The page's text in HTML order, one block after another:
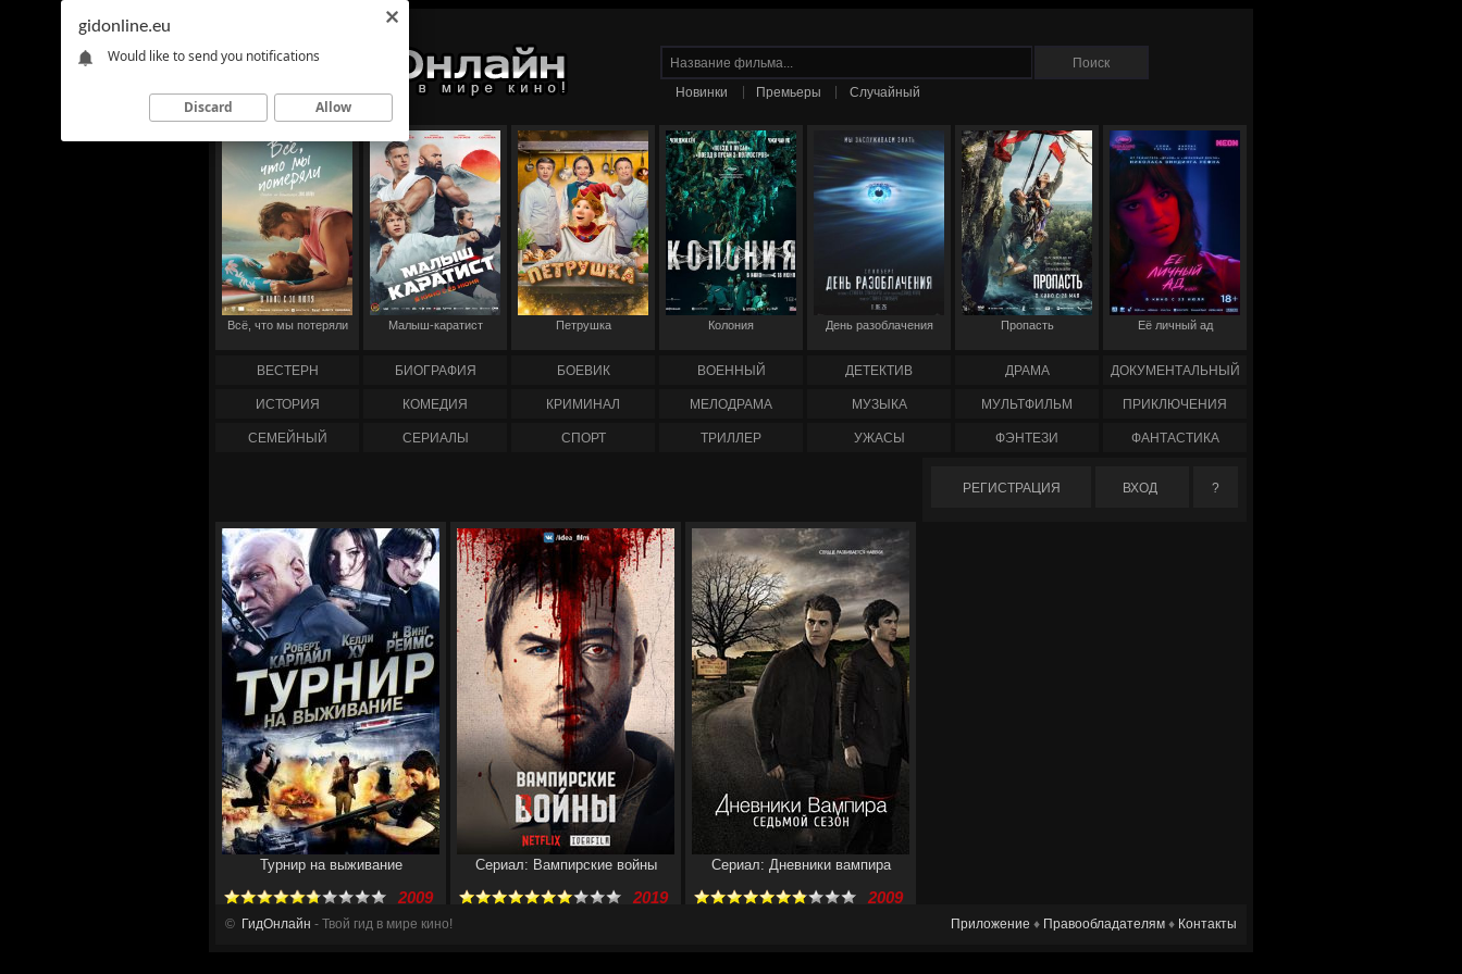
Новинки Премьеры Случайный
Всё, что мы потеряли Малыш-каратист Петрушка Колония День разоблачения Пропасть Её личный ад
ВЕСТЕРН БИОГРАФИЯ БОЕВИК ВОЕННЫЙ ДЕТЕКТИВ ДРАМА ДОКУМЕНТАЛЬНЫЙ
ИСТОРИЯ КОМЕДИЯ КРИМИНАЛ МЕЛОДРАМА МУЗЫКА МУЛЬТФИЛЬМ ПРИКЛЮЧЕНИЯ
СЕМЕЙНЫЙ СЕРИАЛЫ СПОРТ ТРИЛЛЕР УЖАСЫ ФЭНТЕЗИ ФАНТАСТИКА
Турнир на выживание
2009
Сериал: Вампирские войны
2019
Сериал: Дневники вампира
2009
РЕГИСТРАЦИЯ ВХОД ?
© ГидОнлайн - Твой гид в мире кино! Приложение ♦ Правообладателям ♦ Контакты
gidonline.eu
Would like to send you notifications
Discard Allow